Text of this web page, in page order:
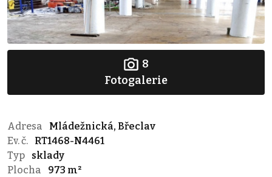
8
Fotogalerie
Adresa
Mládežnická, Břeclav
Ev. č.
RT1468-N4461
Typ
sklady
Plocha
973 m²